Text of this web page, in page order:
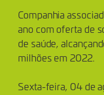
PARA
LIDERAR
Companhia
ano com oferta de
de saúde,
milhões em 2022.
Sexta-feira, 04 de